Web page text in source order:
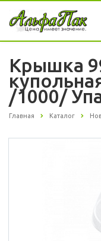
Крышка
/1000/
Главная Каталог